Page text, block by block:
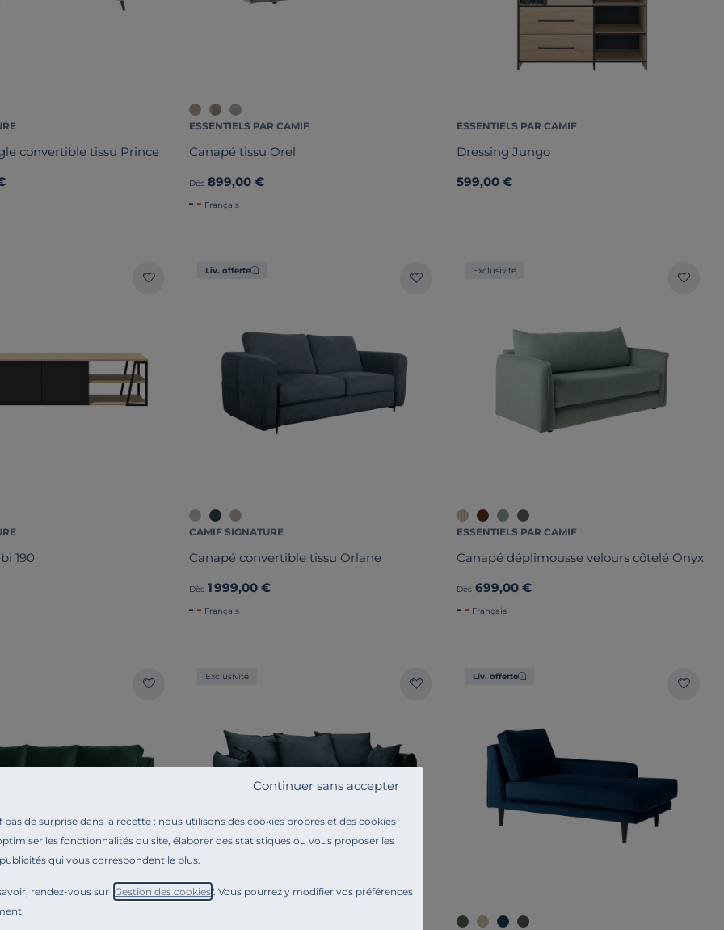
pas de surprise dans la recette : nous utilisons des cookies propres et des cookies
les fonctionnalités du site, élaborer des statistiques ou vous proposer les
qui vous correspondent le plus.
rendez-vous sur "Gestion des cookies". Vous pourrez y modifier vos préférences
Continuer sans accepter
convertible tissu Prince
ESSENTIELS PAR CAMIF
Canapé tissu Orel
Dès 899,00 €
Français
ESSENTIELS PAR CAMIF
Dressing Jungo
599,00 €
190
Liv. offerte
CAMIF SIGNATURE
Canapé convertible tissu Orlane
Dès 1 999,00 €
Français
Exclusivité
ESSENTIELS PAR CAMIF
Canapé déplimousse velours côtelé Onyx
Dès 699,00 €
Français
Exclusivité Liv. offerte